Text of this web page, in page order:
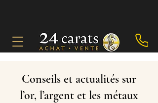
Conseils et actualités sur
l’or, l’argent et les métaux